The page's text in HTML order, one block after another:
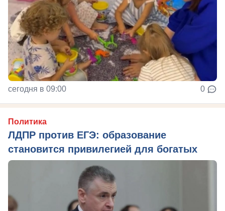
сегодня в 09:00 0
Политика
ЛДПР против ЕГЭ: образование
становится привилегией для богатых